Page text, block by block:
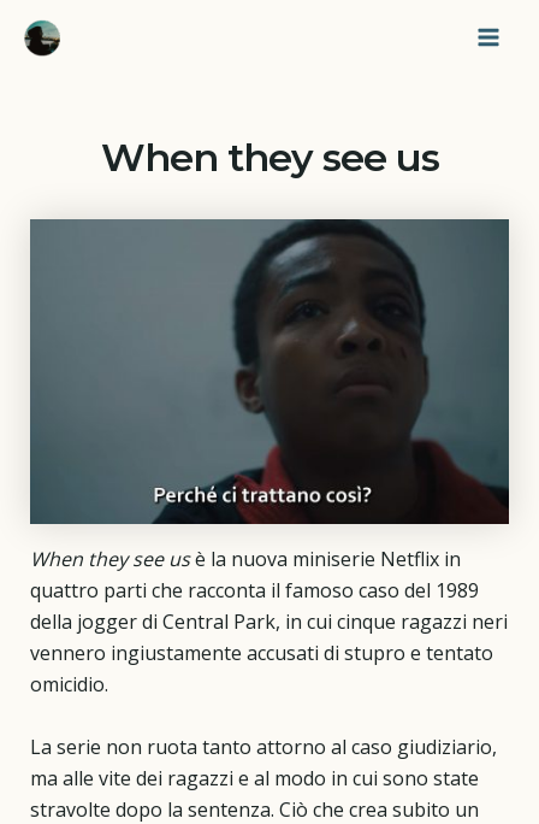
When they see us
When they see usè la nuova miniserie Netflix in
quattro parti che racconta il famoso caso del 1989
della jogger di Central Park, in cui cinque ragazzi neri
vennero ingiustamente accusati di stupro e tentato
omicidio.
La serie non ruota tanto attorno al caso giudiziario,
ma alle vite dei ragazzi e al modo in cui sono state
stravolte dopo la sentenza. Ciò che crea subito un